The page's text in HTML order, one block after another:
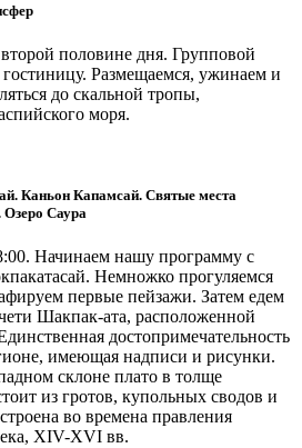
половине дня. Групповой
гостиницу. Размещаемся, ужинаем и
до скальной тропы,
моря.
Каньон Капамсай. Святые места
Саура
Начинаем нашу программу с
Немножко прогуляемся
первые пейзажи. Затем едем
Шакпак-ата, расположенной
достопримечательность
имеющая надписи и рисунки.
склоне плато в толще
из гротов, купольных сводов и
во времена правления
XIV-XVI вв.